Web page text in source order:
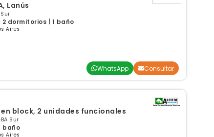
Lanús
2 dormitorios | 1 baño
Aires
WhatsApp Consultar
block, 2 unidades funcionales
Sur
baño
Aires